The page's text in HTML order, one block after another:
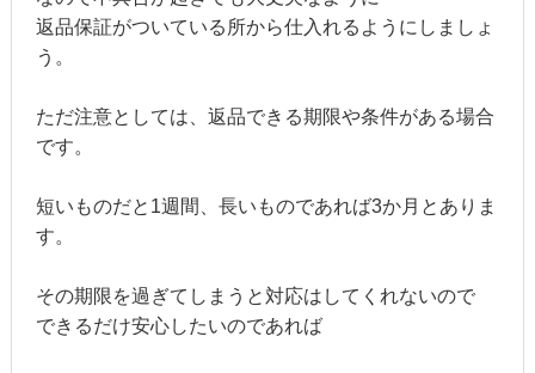
返品保証がついている所から仕入れるようにしましょ
う。
ただ注意としては、返品できる期限や条件がある場合
です。
短いものだと1週間、長いものであれば3か月とありま
す。
その期限を過ぎてしまうと対応はしてくれないので
できるだけ安心したいのであれば